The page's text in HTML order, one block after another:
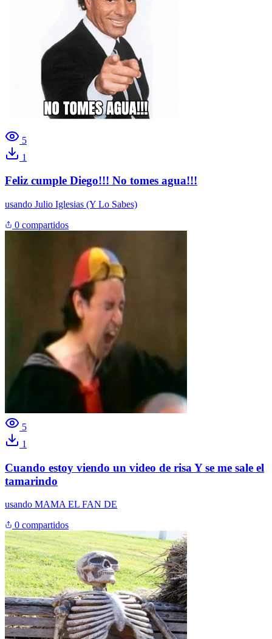
5
1
Feliz cumple Diego!!! No tomes agua!!!
usando Julio Iglesias (Y Lo Sabes)
0 compartidos
5
1
Cuando estoy viendo un video de risa Y se me sale el
tamarindo
usando MAMA EL FAN DE
0 compartidos